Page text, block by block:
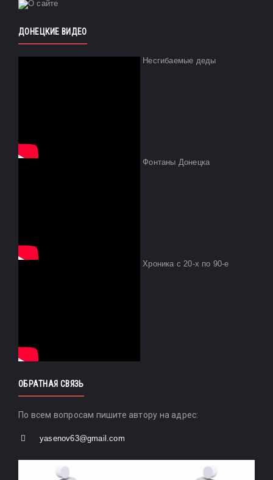
ДОНЕЦКИЕ ВИДЕО
Несгибаемые деды
Фонтаны Донецка
Хроника с 20-х по 90-е
ОБРАТНАЯ СВЯЗЬ
По всем вопросам пишите автору на адрес:
yasenov63@gmail.com